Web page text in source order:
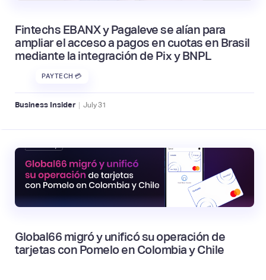
Fintechs EBANX y Pagaleve se alían para
ampliar el acceso a pagos en cuotas en Brasil
mediante la integración de Pix y BNPL
PAYTECH 💳
Business Insider | July31
Global66 migró y unificó su operación de
tarjetas con Pomelo en Colombia y Chile